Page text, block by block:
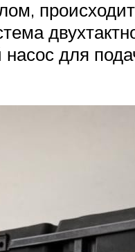
для